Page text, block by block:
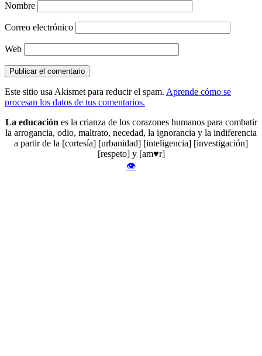
Nombre
Correo electrónico
Web
Este sitio usa Akismet para reducir el spam. Aprende cómo se
procesan los datos de tus comentarios.
La educaciónes la crianza de los corazones humanos para combatir
la arrogancia, odio, maltrato, necedad, la ignorancia y la indiferencia
a partir de la [cortesía] [urbanidad] [inteligencia] [investigación]
[respeto] y [am♥r]
👁